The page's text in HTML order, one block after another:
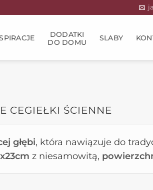
DODATKI
DO DOMU
SLABY
CEGIEŁKI ŚCIENNE
głębi, która nawiązuje do
z niesamowitą,